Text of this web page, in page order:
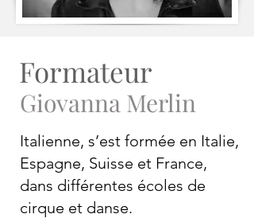
Formateur
Giovanna Merlin
Italienne, s’est formée en Italie,
Espagne, Suisse et France,
dans différentes écoles de
cirque et danse.